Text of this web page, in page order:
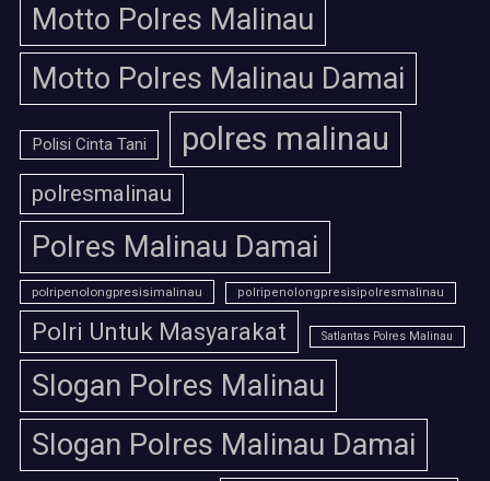
Motto Polres Malinau
Motto Polres Malinau Damai
Polisi Cinta Tani polres malinau
polresmalinau
Polres Malinau Damai
polripenolongpresisimalinau polripenolongpresisipolresmalinau
Polri Untuk Masyarakat Satlantas Polres Malinau
Slogan Polres Malinau
Slogan Polres Malinau Damai